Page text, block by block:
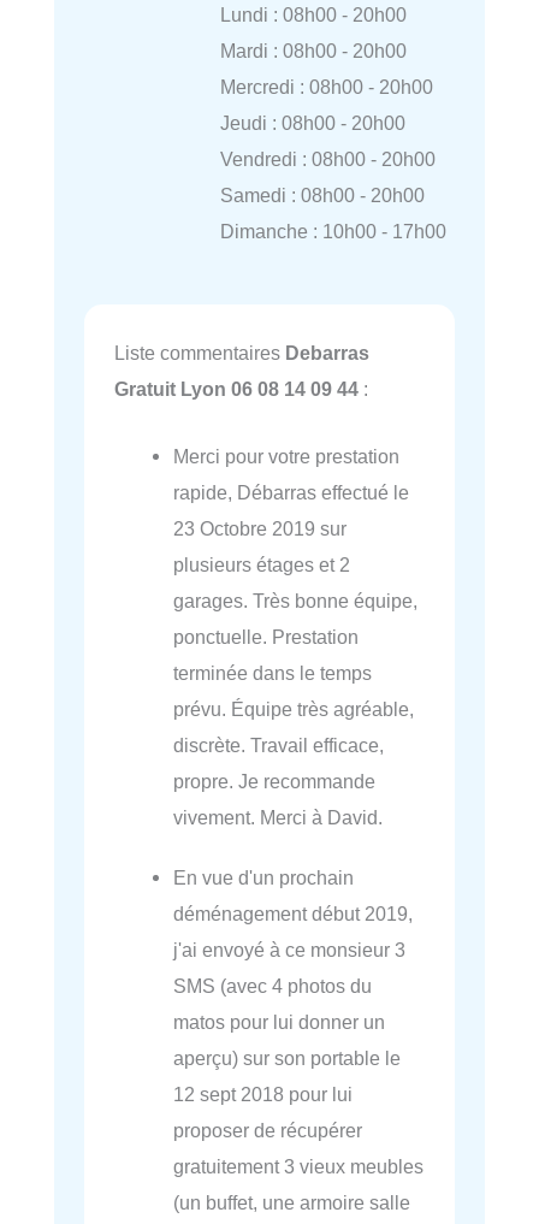
Lundi : 08h00 - 20h00
Mardi : 08h00 - 20h00
Mercredi : 08h00 - 20h00
Jeudi : 08h00 - 20h00
Vendredi : 08h00 - 20h00
Samedi : 08h00 - 20h00
Dimanche : 10h00 - 17h00
Liste commentaires Debarras
Gratuit Lyon 06 08 14 09 44 :
Merci pour votre prestation
rapide, Débarras effectué le
23 Octobre 2019 sur
plusieurs étages et 2
garages. Très bonne équipe,
ponctuelle. Prestation
terminée dans le temps
prévu. Équipe très agréable,
discrète. Travail efficace,
propre. Je recommande
vivement. Merci à David.
En vue d'un prochain
déménagement début 2019,
j'ai envoyé à ce monsieur 3
SMS (avec 4 photos du
matos pour lui donner un
aperçu) sur son portable le
12 sept 2018 pour lui
proposer de récupérer
gratuitement 3 vieux meubles
(un buffet, une armoire salle